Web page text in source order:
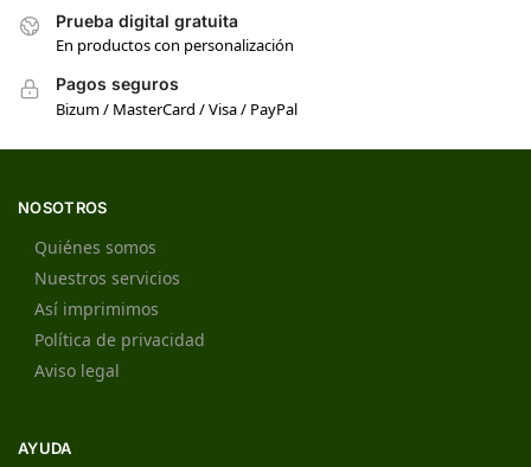
Prueba digital gratuita
En productos con personalización
Pagos seguros
Bizum / MasterCard / Visa / PayPal
NOSOTROS
Quiénes somos
Nuestros servicios
Así imprimimos
Política de privacidad
Aviso legal
AYUDA